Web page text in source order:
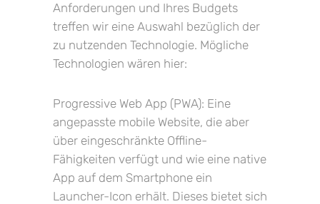
Anforderungen und Ihres Budgets
treffen wir eine Auswahl bezüglich der
zu nutzenden Technologie. Mögliche
Technologien wären hier:
Progressive Web App (PWA): Eine
angepasste mobile Website, die aber
über eingeschränkte Offline-
Fähigkeiten verfügt und wie eine native
App auf dem Smartphone ein
Launcher-Icon erhält. Dieses bietet sich